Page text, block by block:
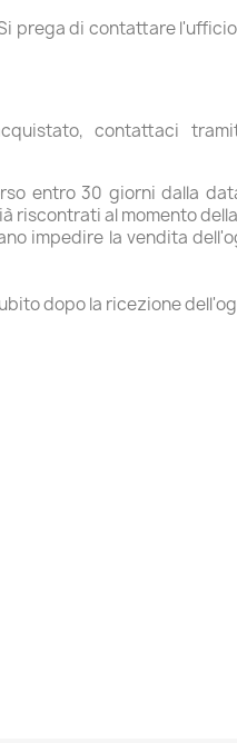
prega di contattare
contattaci
entro 30 giorni dalla
riscontrati al momento
impedire la vendita
dopo la ricezione